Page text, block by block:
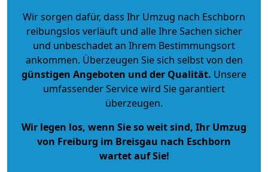
Wir sorgen dafür, dass Ihr Umzug nach Eschborn
reibungslos verläuft und alle Ihre Sachen sicher
und unbeschadet an Ihrem Bestimmungsort
ankommen. Überzeugen Sie sich selbst von den
günstigen Angeboten und der Qualität. Unsere
umfassender Service wird Sie garantiert
überzeugen.
Wir legen los, wenn Sie so weit sind, Ihr Umzug
von Freiburg im Breisgau nach Eschborn
wartet auf Sie!